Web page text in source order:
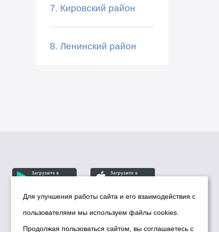
7. Кировский район
8. Ленинский район
© Департамент информационной политики мэрии
города Новосибирска, 2026
Для улучшения работы сайта и его взаимодействия с
пользователями мы используем файлы cookies.
Продолжая пользоваться сайтом, вы соглашаетесь с